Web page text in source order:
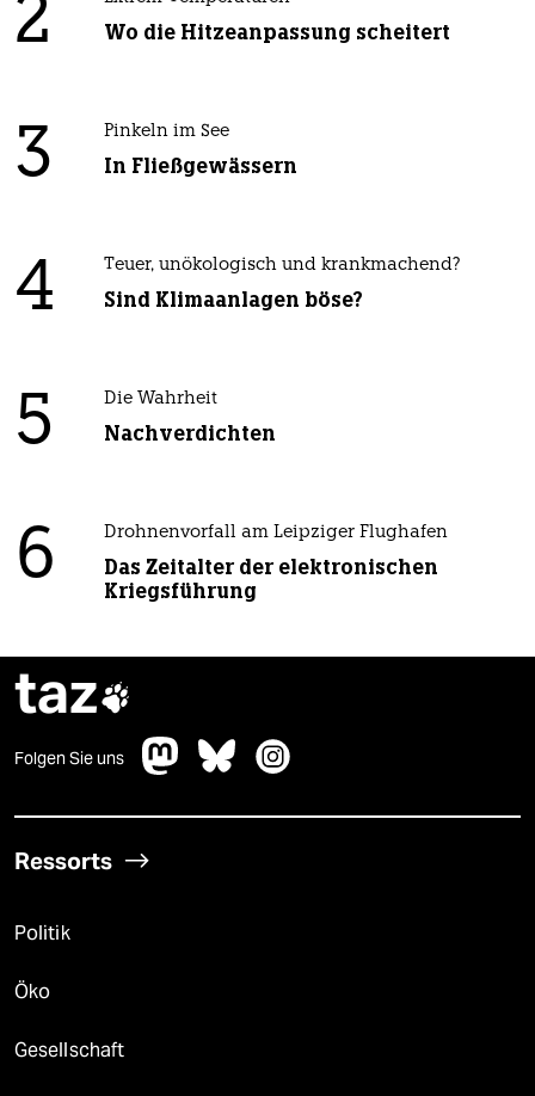
2 Wo die Hitzeanpassung scheitert
3 Pinkeln im See
In Fließgewässern
4 Teuer, unökologisch und krankmachend?
Sind Klimaanlagen böse?
5 Die Wahrheit
Nachverdichten
6 Drohnenvorfall am Leipziger Flughafen
Das Zeitalter der elektronischen
Kriegsführung
taz
Folgen Sie uns
Ressorts
Politik
Öko
Gesellschaft